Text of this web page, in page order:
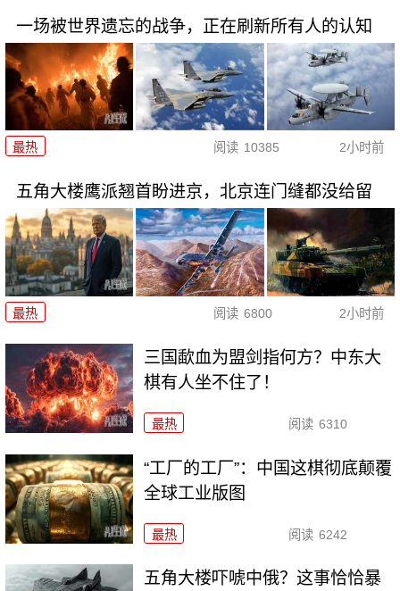
一场被世界遗忘的战争，正在刷新所有人的认知
最热 阅读 10385 2小时前
五角大楼鹰派翘首盼进京，北京连门缝都没给留
最热 阅读 6800 2小时前
三国歃血为盟剑指何方？中东大
棋有人坐不住了！
最热 阅读 6310
“工厂的工厂”：中国这棋彻底颠覆
全球工业版图
最热 阅读 6242
五角大楼吓唬中俄？这事恰恰暴